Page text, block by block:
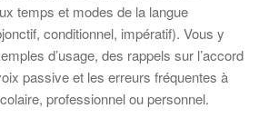
temps et modes de la langue
conditionnel, impératif). Vous y
d’usage, des rappels sur l’accord
passive et les erreurs fréquentes à
professionnel ou personnel.